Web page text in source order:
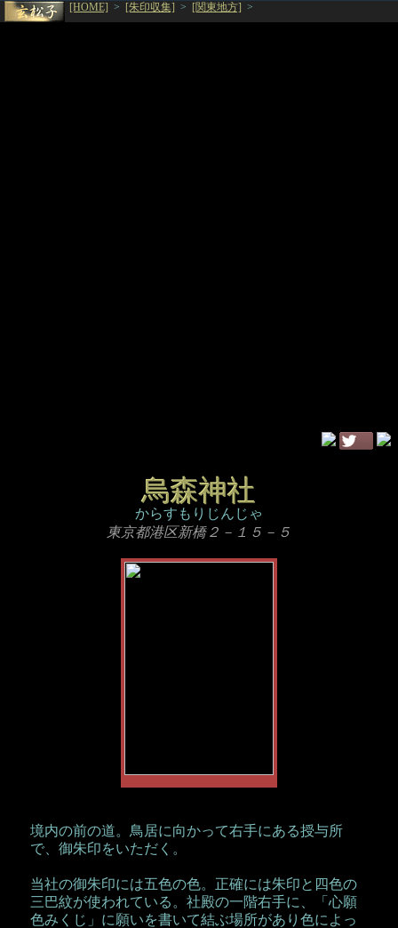
[HOME] > [朱印収集] > [関東地方] >
烏森神社
からすもりじんじゃ
東京都港区新橋２－１５－５
境内の前の道。鳥居に向かって右手にある授与所
で、御朱印をいただく。
当社の御朱印には五色の色。正確には朱印と四色の
三巴紋が使われている。社殿の一階右手に、「心願
色みくじ」に願いを書いて結ぶ場所があり色によっ